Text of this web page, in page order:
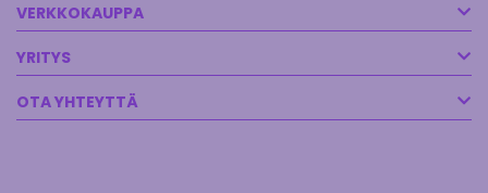
VERKKOKAUPPA
YRITYS
OTA YHTEYTTÄ